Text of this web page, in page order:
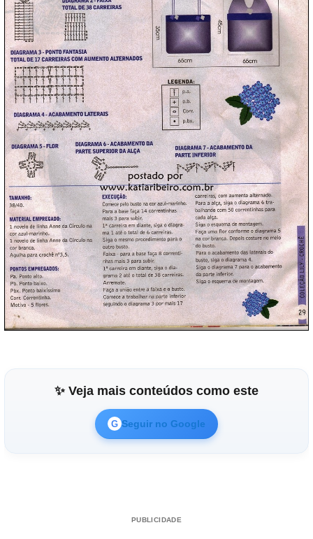
✨ Veja mais conteúdos como este
G Seguir no Google
PUBLICIDADE